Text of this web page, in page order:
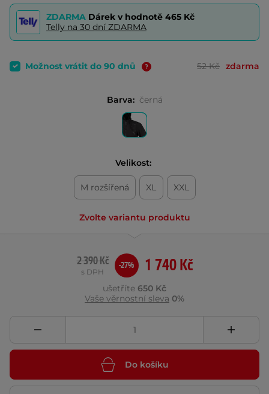
ZDARMA Dárek v hodnotě 465 Kč
Telly na 30 dní ZDARMA
Možnost vrátit do 90 dnů 52 Kč zdarma
Barva: černá
Velikost:
M rozšířená XL XXL
Zvolte variantu produktu
1 740 Kč
2 390 Kč
s DPH
-27%
ušetříte 650 Kč
Vaše věrnostní sleva 0%
Do košíku